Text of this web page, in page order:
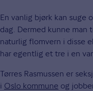
En vanlig bjørk kan suge
dag. Dermed kunne
naturlig flomvern i disse
har egentlig et tre i en
Tørres Rasmussen er
i Oslo kommune og